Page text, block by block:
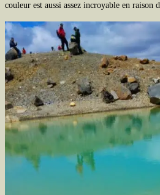
couleur est aussi assez incroyable en raison